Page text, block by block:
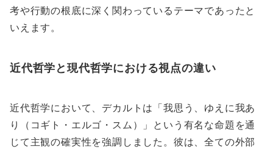
考や行動の根底に深く関わっているテーマであったと
いえます。
近代哲学と現代哲学における視点の違い
近代哲学において、デカルトは「我思う、ゆえに我あ
り（コギト・エルゴ・スム）」という有名な命題を通
じて主観の確実性を強調しました。彼は、全ての外部